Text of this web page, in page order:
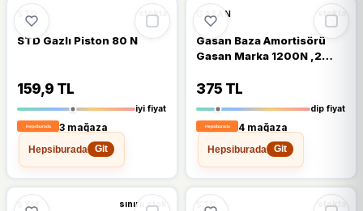
%20 %20 DÜŞTÜ
STD stokta
STD Gazlı Piston 80 N
159,9 TL
iyi fiyat
3 mağaza
Hepsiburada
Git
%24 %24 DÜŞTÜ
GASAN stokta
Gasan Baza Amortisörü
Gasan Marka 1200N ,2
375 TL
dip fiyat
4 mağaza
Hepsiburada
Git
%17
SYM sınırlı stok %7
STD stokta